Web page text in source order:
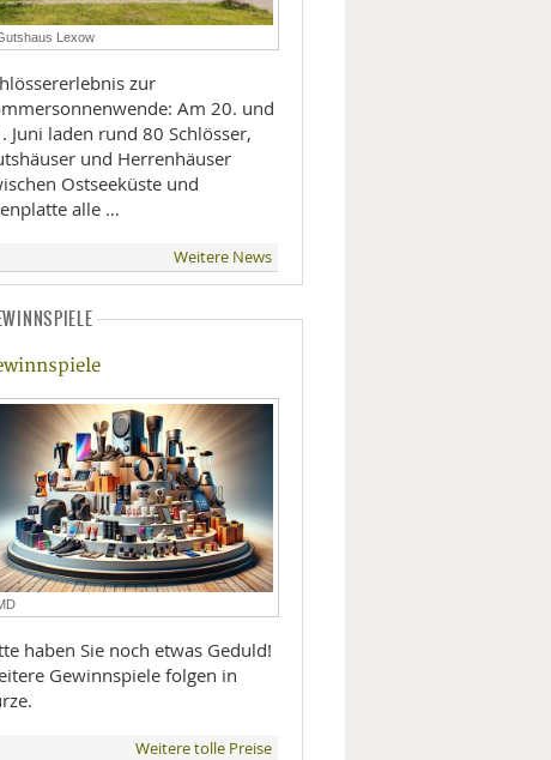
MOBILITÄT
Erwärmung erfordert beispiellose Maßnahmen - ©MD
Lexow
zur
Am 20. und
Juni laden rund 80 Schlösser,
und Herrenhäuser
Ostseeküste und
alle …
Weitere News
haben Sie noch etwas Geduld!
Gewinnspiele folgen in
Weitere tolle Preise